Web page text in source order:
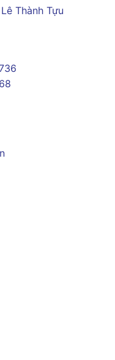
Lê Thành Tựu